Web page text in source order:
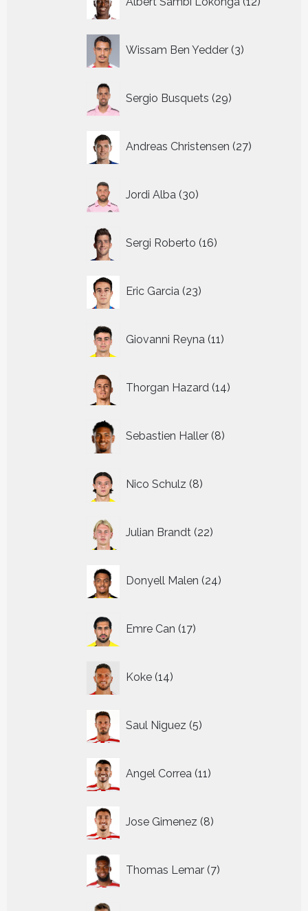
Wissam Ben Yedder 3
producten
Sergio Busquets 29
producten
Andreas Christensen 27
producten
Jordi Alba 30
producten
Sergi Roberto 16
producten
Eric Garcia 23
producten
Giovanni Reyna 11
producten
Thorgan Hazard 14
producten
Sebastien Haller 8
producten
Nico Schulz 8
producten
Julian Brandt 22
producten
Donyell Malen 24
producten
Emre Can 17
producten
Koke 14
producten
Saul Niguez 5
producten
Angel Correa 11
producten
Jose Gimenez 8
producten
Thomas Lemar 7
producten